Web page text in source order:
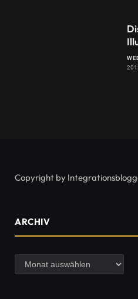
Copyright by
ARCHIV
Archiv